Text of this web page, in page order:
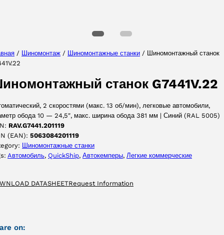
/ Шиномонтаж / Шиномонтажные станки / Шиномонтажный станок
станок G7441V.22
2 скоростями (макс. 13 об/мин), легковые автомобили,
обода 10 — 24,5″, макс. ширина обода 381 мм | Синий (RAL 5005)
RAV.G7441.201119
(EAN): 5063084201119
Шиномонтажные станки
Aвтомобиль, QuickShip, Автокемперы, Легкие коммерческие
DATASHEETRequest Information
on:
ПРИНЯТЬ